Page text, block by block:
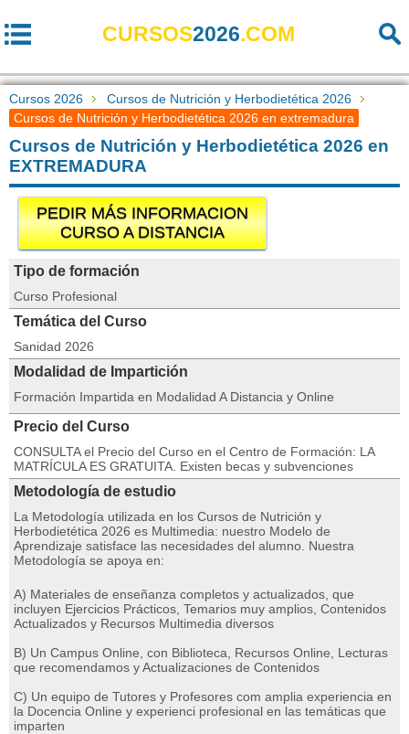
CURSOS2026.COM
Cursos 2026
Cursos de Nutrición y Herbodietética 2026
Cursos de Nutrición y Herbodietética 2026 en extremadura
Cursos de Nutrición y Herbodietética 2026 en
EXTREMADURA
PEDIR MÁS INFORMACION
CURSO A DISTANCIA
Tipo de formación
Curso Profesional
Temática del Curso
Sanidad 2026
Modalidad de Impartición
Formación Impartida en Modalidad A Distancia y Online
Precio del Curso
CONSULTA el Precio del Curso en el Centro de Formación: LA
MATRÍCULA ES GRATUITA. Existen becas y subvenciones
Metodología de estudio
La Metodología utilizada en los Cursos de Nutrición y
Herbodietética 2026 es Multimedia: nuestro Modelo de
Aprendizaje satisface las necesidades del alumno. Nuestra
Metodología se apoya en:
A) Materiales de enseñanza completos y actualizados, que
incluyen Ejercicios Prácticos, Temarios muy amplios, Contenidos
Actualizados y Recursos Multimedia diversos
B) Un Campus Online, con Biblioteca, Recursos Online, Lecturas
que recomendamos y Actualizaciones de Contenidos
C) Un equipo de Tutores y Profesores com amplia experiencia en
la Docencia Online y experienci profesional en las temáticas que
imparten